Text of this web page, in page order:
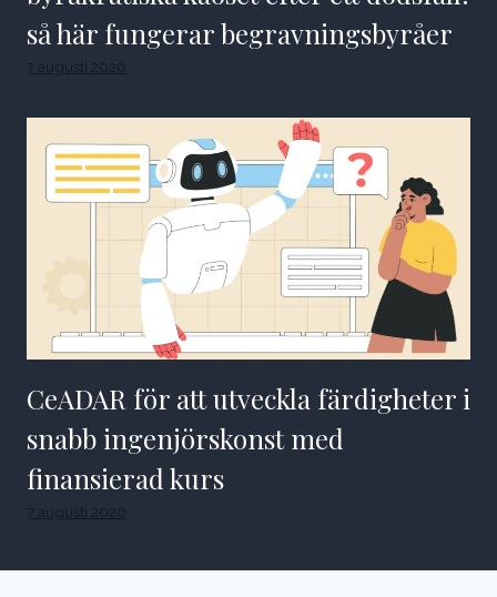
så här fungerar begravningsbyråer
7 augusti 2026
CeADAR för att utveckla färdigheter i
snabb ingenjörskonst med
finansierad kurs
7 augusti 2026